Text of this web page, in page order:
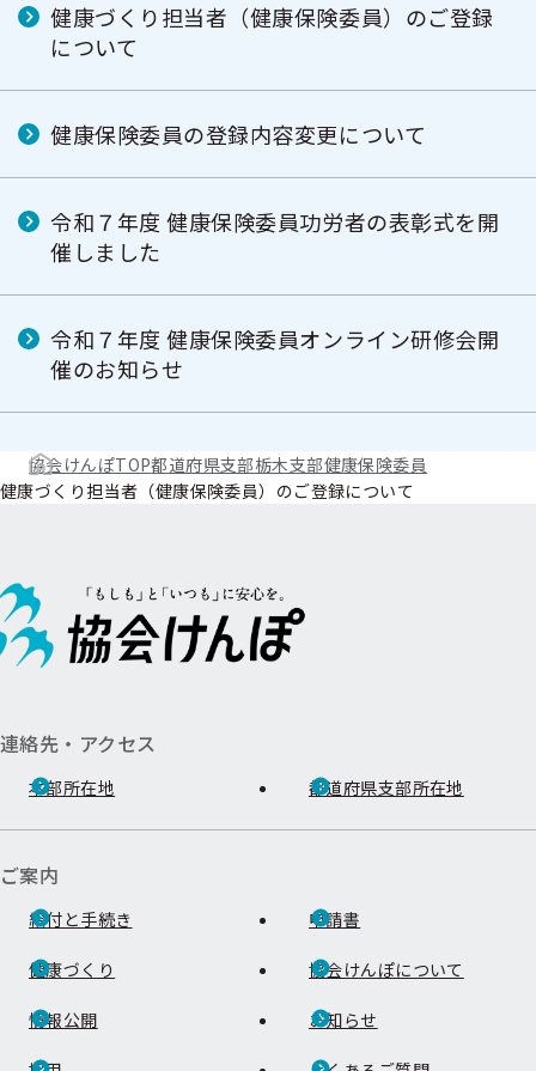
健康づくり担当者（健康保険委員）のご登録
について
健康保険委員の登録内容変更について
令和７年度 健康保険委員功労者の表彰式を開
催しました
令和７年度 健康保険委員オンライン研修会開
催のお知らせ
協会けんぽTOP都道府県支部栃木支部健康保険委員
健康づくり担当者（健康保険委員）のご登録について
連絡先・アクセス
本部所在地 都道府県支部所在地
ご案内
給付と手続き 申請書
健康づくり 協会けんぽについて
情報公開 お知らせ